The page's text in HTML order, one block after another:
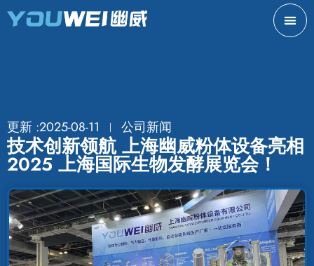
更新 :2025-08-11 公司新闻
技术创新领航 上海幽威粉体设备亮相
2025 上海国际生物发酵展览会！